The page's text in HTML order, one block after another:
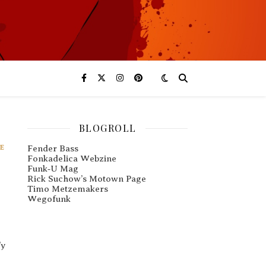
BLOGROLL
Fender Bass
Fonkadelica Webzine
Funk‑U Mag
Rick Suchow’s Motown Page
Timo Metzemakers
Wegofunk